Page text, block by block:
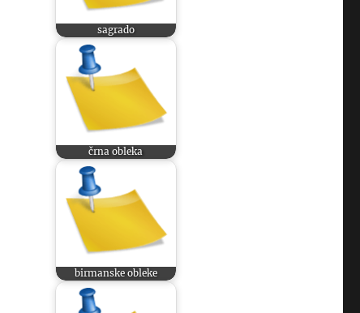
sagrado
črna obleka
birmanske obleke